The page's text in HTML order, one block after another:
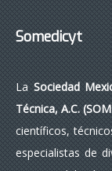
Somedicyt
LaSociedad
Técnica, A.C.
científicos,
especialistas de